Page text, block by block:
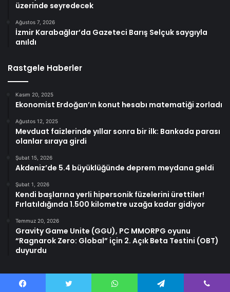
üzerinde seyredecek
Ağustos 7, 2026
İzmir Karabağlar’da Gazeteci Barış Selçuk saygıyla
anıldı
Rastgele Haberler
Kasım 20, 2025
Ekonomist Erdoğan’ın konut hesabı matematiği zorladı
Ağustos 12, 2025
Mevduat faizlerinde yıllar sonra bir ilk: Bankada parası
olanlar sıraya girdi
Şubat 15, 2026
Akdeniz’de 5.4 büyüklüğünde deprem meydana geldi
Şubat 1, 2026
Kendi başlarına yerli hipersonik füzelerini ürettiler!
Fırlatıldığında 1.500 kilometre uzağa kadar gidiyor
Temmuz 20, 2026
Gravity Game Unite (GGU), PC MMORPG oyunu
“Ragnarok Zero: Global” için 2. Açık Beta Testini (OBT)
duyurdu